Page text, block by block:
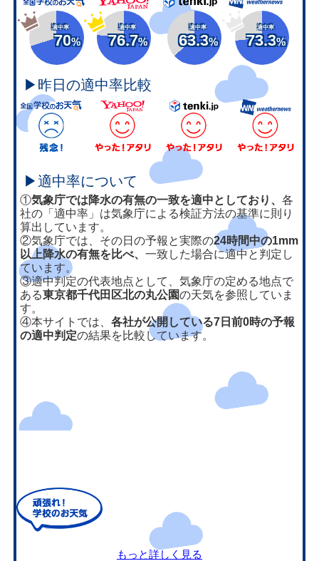
適中率
70%
適中率
76.7%
適中率
63.3%
適中率
73.3%
▶昨日の適中率比較
▶適中率について
①気象庁では降水の有無の一致を適中としており、各
社の「適中率」は気象庁による検証方法の基準に則り
算出しています。
②気象庁では、その日の予報と実際の24時間中の1mm
以上降水の有無を比べ、一致した場合に適中と判定し
ています。
③適中判定の代表地点として、気象庁の定める地点で
ある東京都千代田区北の丸公園の天気を参照していま
す。
④本サイトでは、各社が公開している7日前0時の予報
の適中判定の結果を比較しています。
もっと詳しく見る